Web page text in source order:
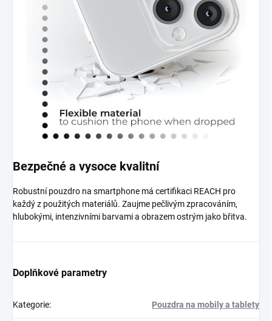
Bezpečné a vysoce kvalitní
Robustní pouzdro na smartphone má certifikaci REACH pro
každý z použitých materiálů. Zaujme pečlivým zpracováním,
hlubokými, intenzivními barvami a obrazem ostrým jako břitva.
Doplňkové parametry
Kategorie: Pouzdra na mobily a tablety